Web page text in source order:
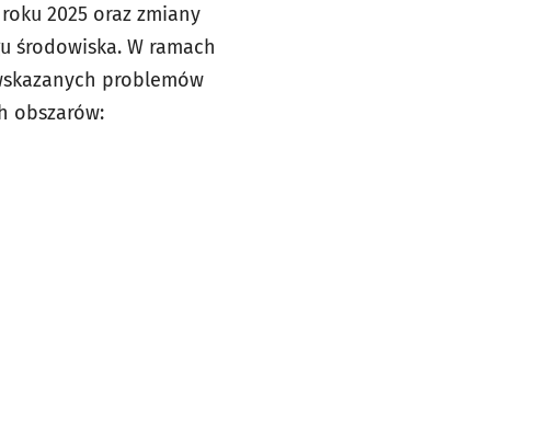
2025 oraz zmiany
środowiska. W ramach
problemów
obszarów: